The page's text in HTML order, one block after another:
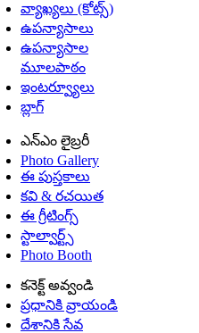
వ్యాఖ్యలు (కోట్స్)
ఉపన్యాసాలు
ఉపన్యాసాల
మూలపాఠం
ఇంటర్వ్యూలు
బ్లాగ్
ఎన్ఎం లైబ్రరీ
Photo Gallery
ఈ పుస్తకాలు
కవి & రచయిత
ఈ గ్రీటింగ్స్
స్టాల్వార్ట్స్
Photo Booth
కనెక్ట్ అవ్వండి
ప్రధానికి వ్రాయండి
దేశానికి సేవ